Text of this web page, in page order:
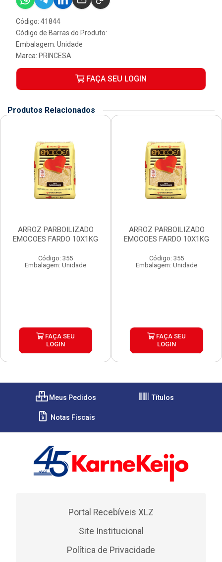
Código: 41844
Código de Barras do Produto:
Embalagem: Unidade
Marca: PRINCESA
FAÇA SEU LOGIN
Produtos Relacionados
ARROZ PARBOILIZADO
EMOCOES FARDO 10X1KG
Código: 355
Embalagem: Unidade
FAÇA SEU
LOGIN
ARROZ PARBOILIZADO
EMOCOES FARDO 10X1KG
Código: 355
Embalagem: Unidade
FAÇA SEU
LOGIN
Meus Pedidos Títulos
Notas Fiscais
Portal Recebíveis XLZ
Site Institucional
Política de Privacidade